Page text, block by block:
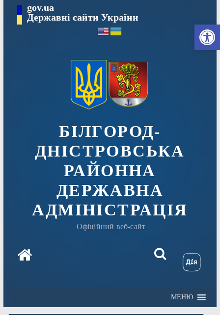
вмісту
gov.ua
Державні сайти України
БІЛГОРОД-
ДНІСТРОВСЬКА
РАЙОННА
ДЕРЖАВНА
АДМІНІСТРАЦІЯ
Офіційний веб-сайт
МЕНЮ